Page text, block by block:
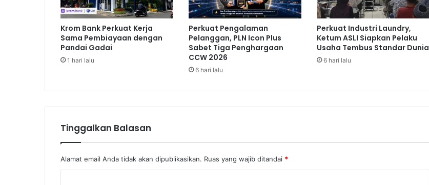
k
a
n
S
i
k
e
u
g
a
m
e
n
T
u
T
u
n
Krom Bank Perkuat Kerja
Sama Pembiayaan dengan
Pandai Gadai
1 hari lalu
Perkuat Pengalaman
Pelanggan, PLN Icon Plus
Sabet Tiga Penghargaan
CCW 2026
6 hari lalu
Perkuat Industri Laundry,
Ketum ASLI Siapkan Pelaku
Usaha Tembus Standar Dunia
6 hari lalu
Tinggalkan Balasan
Alamat email Anda tidak akan dipublikasikan. Ruas yang wajib ditandai *